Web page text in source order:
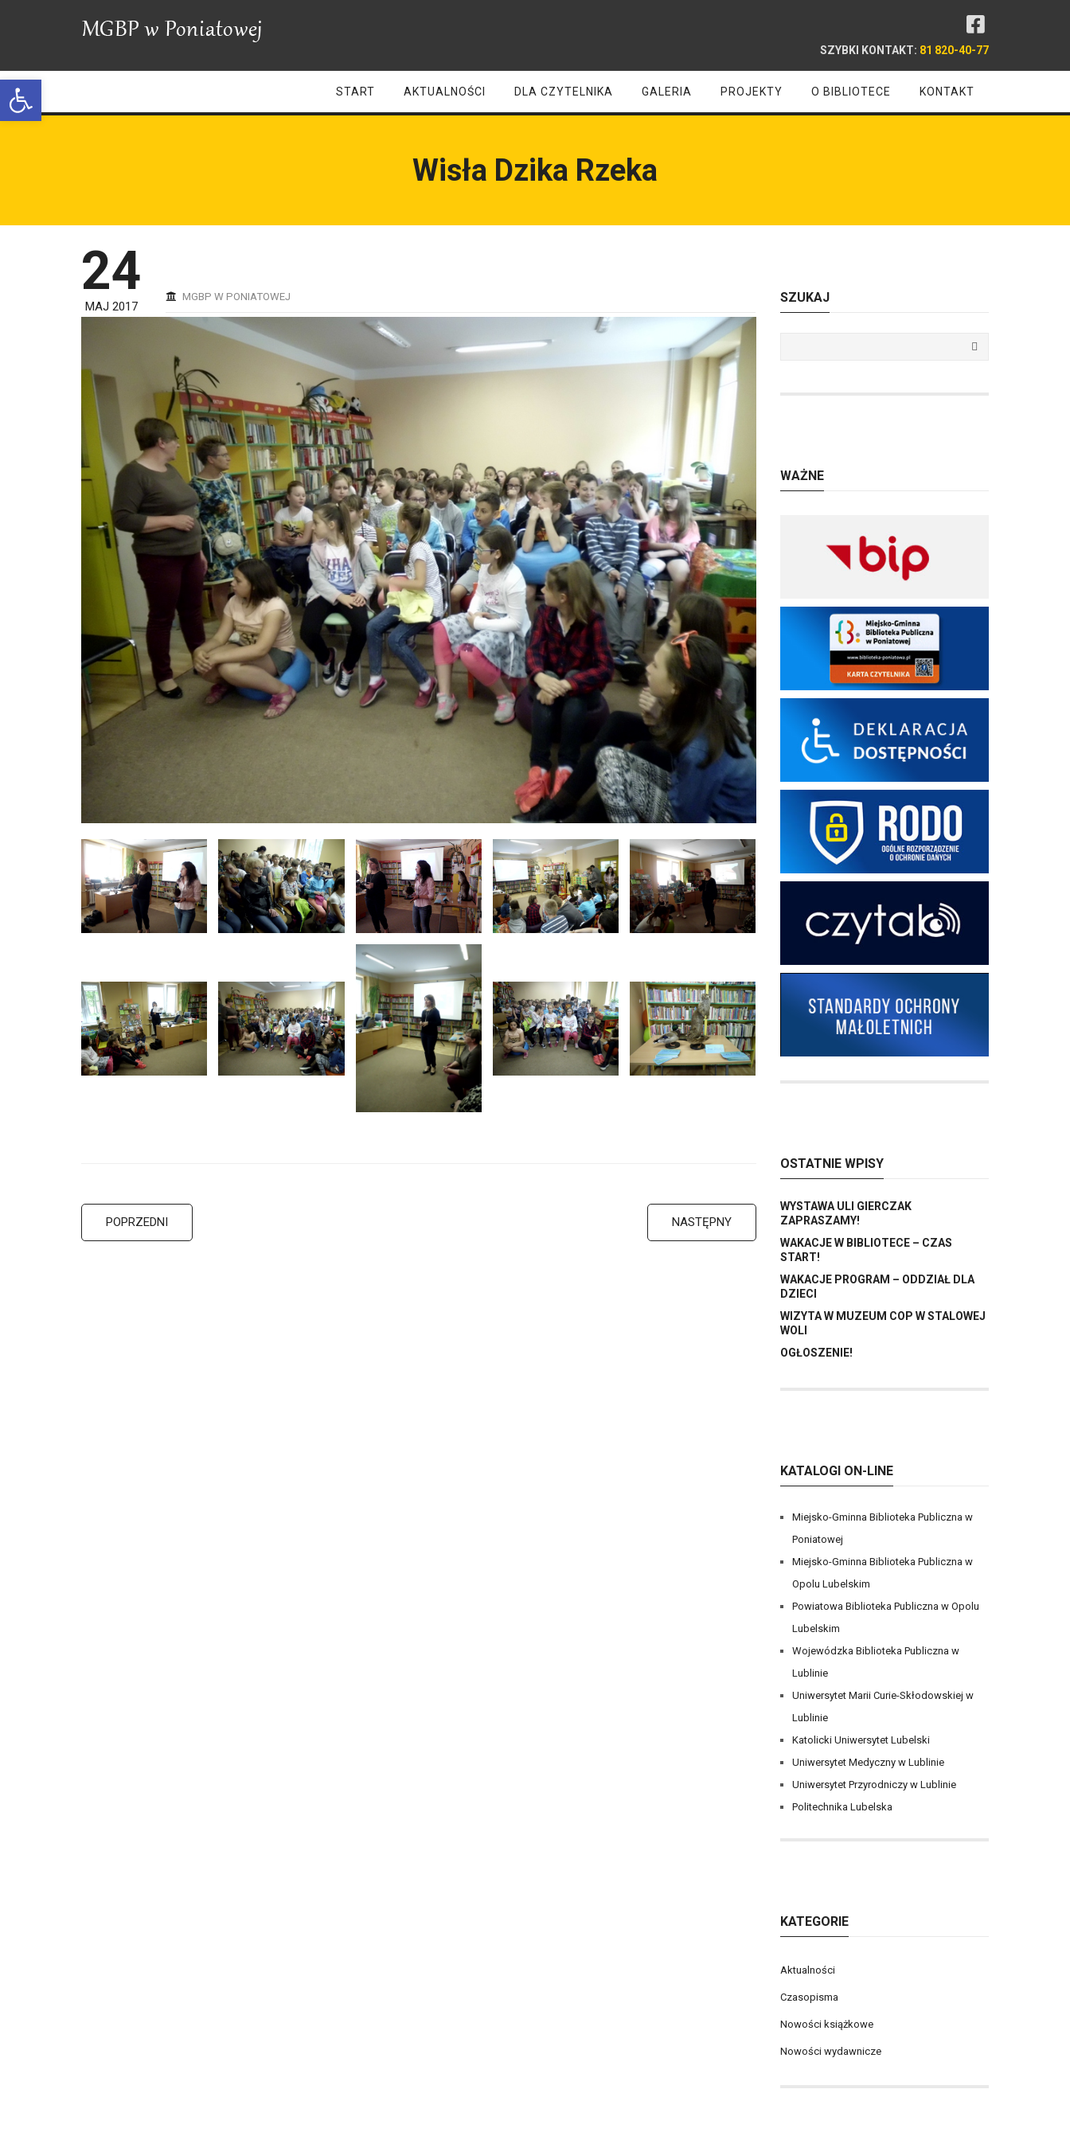
Open toolbar
SZYBKI KONTAKT: 81 820-40-77
START AKTUALNOŚCI DLA CZYTELNIKA GALERIA PROJEKTY O BIBLIOTECE KONTAKT
Wisła Dzika Rzeka
24
MAJ 2017
MGBP W PONIATOWEJ
POPRZEDNI NASTĘPNY
SZUKAJ
WAŻNE
OSTATNIE WPISY
WYSTAWA ULI GIERCZAK
ZAPRASZAMY!
WAKACJE W BIBLIOTECE – CZAS
START!
WAKACJE PROGRAM – ODDZIAŁ DLA
DZIECI
WIZYTA W MUZEUM COP W STALOWEJ
WOLI
OGŁOSZENIE!
KATALOGI ON-LINE
Miejsko-Gminna Biblioteka Publiczna w
Poniatowej
Miejsko-Gminna Biblioteka Publiczna w
Opolu Lubelskim
Powiatowa Biblioteka Publiczna w Opolu
Lubelskim
Wojewódzka Biblioteka Publiczna w
Lublinie
Uniwersytet Marii Curie-Skłodowskiej w
Lublinie
Katolicki Uniwersytet Lubelski
Uniwersytet Medyczny w Lublinie
Uniwersytet Przyrodniczy w Lublinie
Politechnika Lubelska
KATEGORIE
Aktualności
Czasopisma
Nowości książkowe
Nowości wydawnicze